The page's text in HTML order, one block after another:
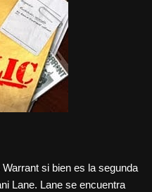
si bien es la segunda
Lane. Lane se encuentra